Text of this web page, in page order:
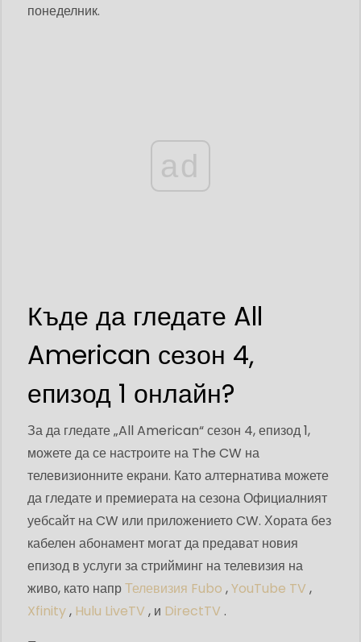
понеделник.
ad
Къде да гледате All
American сезон 4,
епизод 1 онлайн?
За да гледате „All American“ сезон 4, епизод 1,
можете да се настроите на The CW на
телевизионните екрани. Като алтернатива можете
да гледате и премиерата на сезона Официалният
уебсайт на CW или приложението CW. Хората без
кабелен абонамент могат да предават новия
епизод в услуги за стрийминг на телевизия на
живо, като напрТелевизия Fubo ,YouTube TV ,
Xfinity, Hulu LiveTV , и DirectTV .